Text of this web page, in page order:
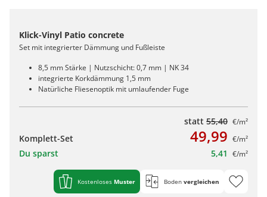
Klick-Vinyl Patio concrete
Set mit integrierter Dämmung und Fußleiste
8,5 mm Stärke | Nutzschicht: 0,7 mm | NK 34
integrierte Korkdämmung 1,5 mm
Natürliche Fliesenoptik mit umlaufender Fuge
statt 55,40 €/m²
Komplett-Set 49,99 €/m²
Du sparst 5,41 €/m²
Kostenloses Muster Boden vergleichen